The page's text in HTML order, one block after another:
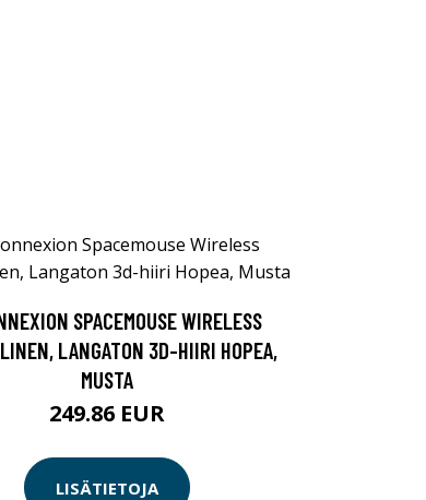
SPACEMOUSE WIRELESS
LANGATON 3D-HIIRI HOPEA,
MUSTA
249.86 EUR
LISÄTIETOJA